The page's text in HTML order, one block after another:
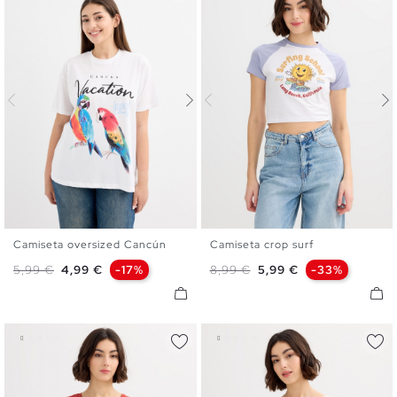
XS S M L XL
Camiseta oversized Cancún
Preço normal
5,99 € Preço
4,99 € -17%
XS S M
Camiseta crop surf
Preço normal
8,99 € Preço
5,99 € -33%